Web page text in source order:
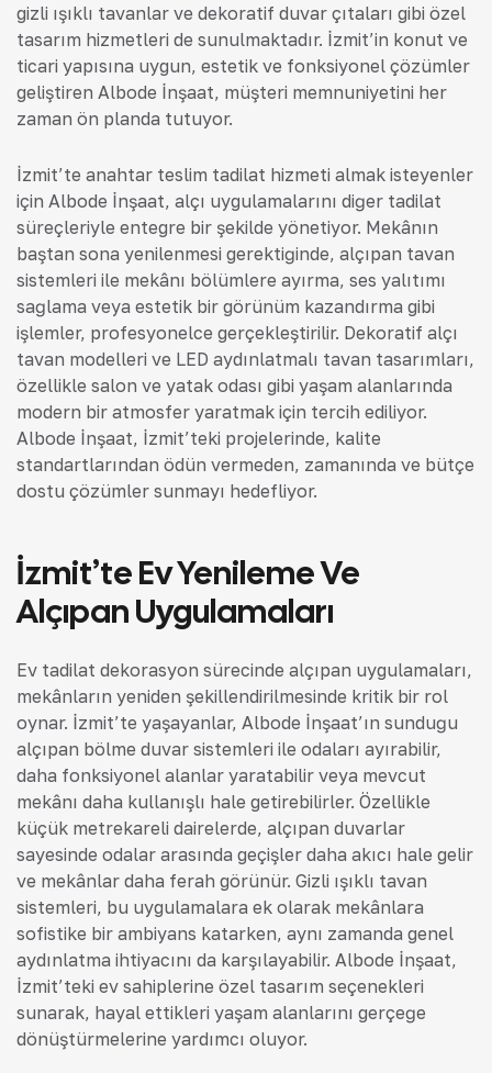
gizli ışıklı tavanlar ve dekoratif duvar çıtaları gibi özel
tasarım hizmetleri de sunulmaktadır. İzmit’in konut ve
ticari yapısına uygun, estetik ve fonksiyonel çözümler
geliştiren Albode İnşaat, müşteri memnuniyetini her
zaman ön planda tutuyor.
İzmit’te anahtar teslim tadilat hizmeti almak isteyenler
için Albode İnşaat, alçı uygulamalarını diğer tadilat
süreçleriyle entegre bir şekilde yönetiyor. Mekânın
baştan sona yenilenmesi gerektiğinde, alçıpan tavan
sistemleri ile mekânı bölümlere ayırma, ses yalıtımı
sağlama veya estetik bir görünüm kazandırma gibi
işlemler, profesyonelce gerçekleştirilir. Dekoratif alçı
tavan modelleri ve LED aydınlatmalı tavan tasarımları,
özellikle salon ve yatak odası gibi yaşam alanlarında
modern bir atmosfer yaratmak için tercih ediliyor.
Albode İnşaat, İzmit’teki projelerinde, kalite
standartlarından ödün vermeden, zamanında ve bütçe
dostu çözümler sunmayı hedefliyor.
İzmit’te Ev Yenileme Ve
Alçıpan Uygulamaları
Ev tadilat dekorasyon sürecinde alçıpan uygulamaları,
mekânların yeniden şekillendirilmesinde kritik bir rol
oynar. İzmit’te yaşayanlar, Albode İnşaat’ın sunduğu
alçıpan bölme duvar sistemleri ile odaları ayırabilir,
daha fonksiyonel alanlar yaratabilir veya mevcut
mekânı daha kullanışlı hale getirebilirler. Özellikle
küçük metrekareli dairelerde, alçıpan duvarlar
sayesinde odalar arasında geçişler daha akıcı hale gelir
ve mekânlar daha ferah görünür. Gizli ışıklı tavan
sistemleri, bu uygulamalara ek olarak mekânlara
sofistike bir ambiyans katarken, aynı zamanda genel
aydınlatma ihtiyacını da karşılayabilir. Albode İnşaat,
İzmit’teki ev sahiplerine özel tasarım seçenekleri
sunarak, hayal ettikleri yaşam alanlarını gerçeğe
dönüştürmelerine yardımcı oluyor.